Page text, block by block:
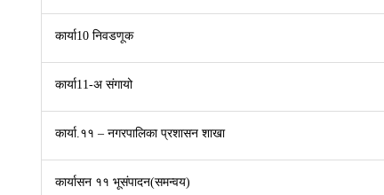
कार्या10 निवडणूक
कार्या11-अ संगायो
कार्या.११ – नगरपालिका प्रशासन शाखा
कार्यासन ११ भूसंपादन(समन्वय)